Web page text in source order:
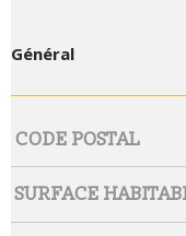
Général
Caractérisque Valeurs
CODE POSTAL
SURFACE